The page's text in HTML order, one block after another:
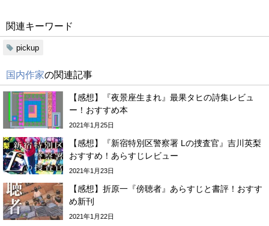
関連キーワード
pickup
国内作家の関連記事
【感想】『夜景座生まれ』最果タヒの詩集レビュ
ー！おすすめ本
2021年1月25日
【感想】『新宿特別区警察署 Lの捜査官』吉川英梨
おすすめ！あらすじレビュー
2021年1月23日
【感想】折原一『傍聴者』あらすじと書評！おすす
め新刊
2021年1月22日